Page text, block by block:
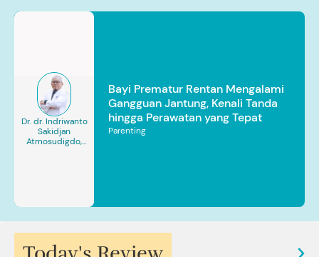
Dr. dr. Indriwanto
Sakidjan
Atmosudigdo,
Bayi Prematur Rentan Mengalami
Gangguan Jantung, Kenali Tanda
hingga Perawatan yang Tepat
Parenting